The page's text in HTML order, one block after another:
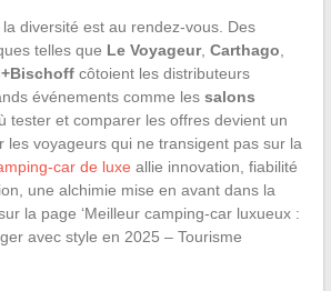
diversité est au rendez-vous. Des
telles que Le Voyageur, Carthago
côtoient les distributeurs
événements comme les salons
tester et comparer les offres devient un
les voyageurs qui ne transigent pas sur la
car de luxe allie innovation, fiabilité
une alchimie mise en avant dans la
la page ‘Meilleur camping-car luxueux :
avec style en 2025 – Tourisme